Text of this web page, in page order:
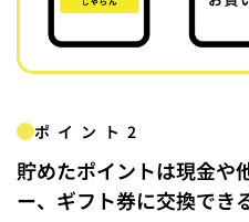
ポイント2
貯めたポイントは現金や
ー、ギフト券に交換でき